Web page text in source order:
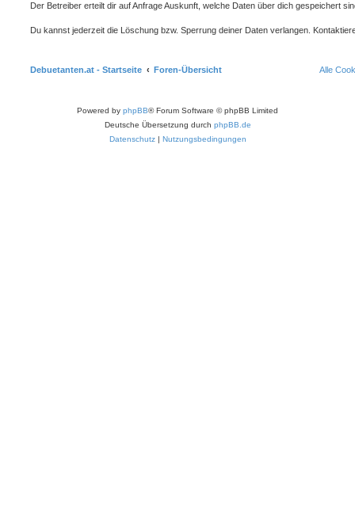
Der Betreiber erteilt dir auf Anfrage Auskunft, welche Daten über dich gespeichert
Du kannst jederzeit die Löschung bzw. Sperrung deiner Daten verlangen.
Debuetanten.at - Startseite Foren-Übersicht Alle
Powered by phpBB® Forum Software © phpBB Limited
Deutsche Übersetzung durch phpBB.de
Datenschutz| Nutzungsbedingungen